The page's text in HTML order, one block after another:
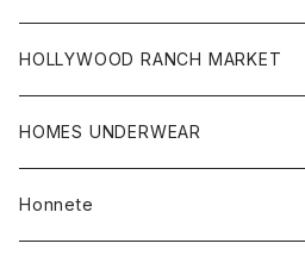
シャツ
カーディガン
ボトム
グッズ
帽子
ストール
HOLLYWOOD RANCH MARKET
アウター
カーディガン
アクセサリー
HOMES UNDERWEAR
アウター
Honnete